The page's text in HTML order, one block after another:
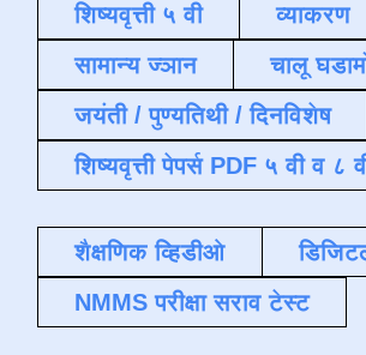
शिष्यवृत्ती ५ वी व्याकरण
सामान्य ज्ञान
चालू
जयंती / पुण्यतिथी / दिनविशेष
शिष्यवृत्ती पेपर्स PDF ५ वी व ८
शैक्षणिक व्हिडीओ
NMMS परीक्षा सराव टेस्ट